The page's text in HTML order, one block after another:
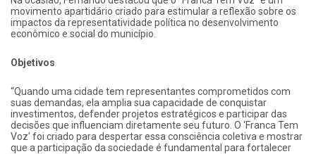
movimento apartidário criado para estimular a reflexão sobre os
impactos da representatividade política no desenvolvimento
econômico e social do município.
Objetivos
“Quando uma cidade tem representantes comprometidos com
suas demandas, ela amplia sua capacidade de conquistar
investimentos, defender projetos estratégicos e participar das
decisões que influenciam diretamente seu futuro. O ‘Franca Tem
Voz’ foi criado para despertar essa consciência coletiva e mostrar
que a participação da sociedade é fundamental para fortalecer